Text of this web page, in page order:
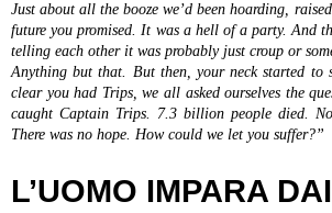
Just about all the booze we’d been hoarding,
future you promised. It was a hell of a party. And
telling each other it was probably just croup or
Anything but that. But then, your neck started to
clear you had Trips, we all asked ourselves the
caught Captain Trips. 7.3 billion people died.
There was no hope. How could we let you suffer?”
L’UOMO IMPARA